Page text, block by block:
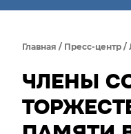
Главная / Пресс-центр /
ЧЛЕНЫ